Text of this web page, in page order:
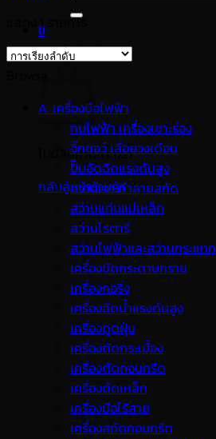
0
ตะกร้าสินค้า
ไม่มีสินค้าในตะกร้า
กลับสู่หน้าร้านค้า
แสดง 1 รายการ
A. เครื่องมือไฟฟ้า
กบไฟฟ้า เครื่องเซาะร่อง
จิ๊กซอว์ เลื่อยวงเดือน
ปั๊มอัดฉีดแรงดันสูง
สว่านเจาะทำลายสกัด
สว่านแท่นแม่เหล็ก
สว่านโรตารี
สว่านไฟฟ้าและสว่านกระแทก
เครื่องขัดกระดาษทราย
เครื่องคอริ่ง
เครื่องฉีดน้ำแรงดันสูง
เครื่องดูดฝุ่น
เครื่องตัดกระเบื้อง
เครื่องตัดคอนกรีต
เครื่องตัดเหล็ก
เครื่องมือไร้สาย
เครื่องสกัดคอนกรีต